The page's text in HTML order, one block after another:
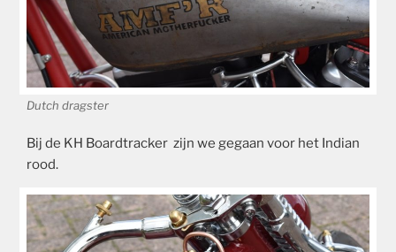
Dutch dragster
Bij de KH Boardtracker zijn we gegaan voor het Indian
rood.